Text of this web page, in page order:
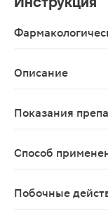
Описание
Показания
Способ
Побочные